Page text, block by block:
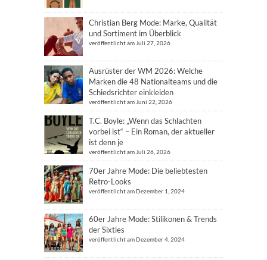
Christian Berg Mode: Marke, Qualität
und Sortiment im Überblick
veröffentlicht am Juli 27, 2026
Ausrüster der WM 2026: Welche
Marken die 48 Nationalteams und die
Schiedsrichter einkleiden
veröffentlicht am Juni 22, 2026
T.C. Boyle: „Wenn das Schlachten
vorbei ist“ – Ein Roman, der aktueller
ist denn je
veröffentlicht am Juli 26, 2026
70er Jahre Mode: Die beliebtesten
Retro-Looks
veröffentlicht am Dezember 1, 2024
60er Jahre Mode: Stilikonen & Trends
der Sixties
veröffentlicht am Dezember 4, 2024